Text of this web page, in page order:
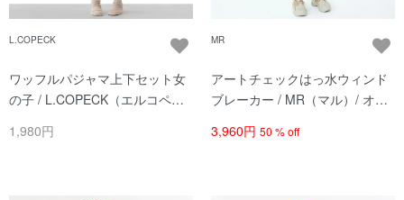
L.COPECK
ワッフルパジャマ上下セット女
の子 / L.COPECK（エルコペッ
1,980円
MR
アートチェックはっ水ウィンド
ブレーカー / MR（マル）/ オレ
3,960円 50 % off